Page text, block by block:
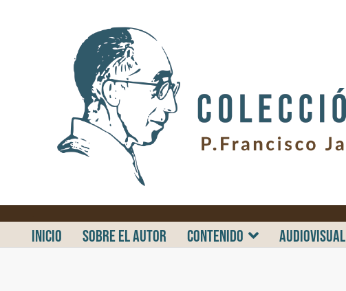
INICIO SOBRE EL AUTOR CONTENIDO AUDIOVISUAL